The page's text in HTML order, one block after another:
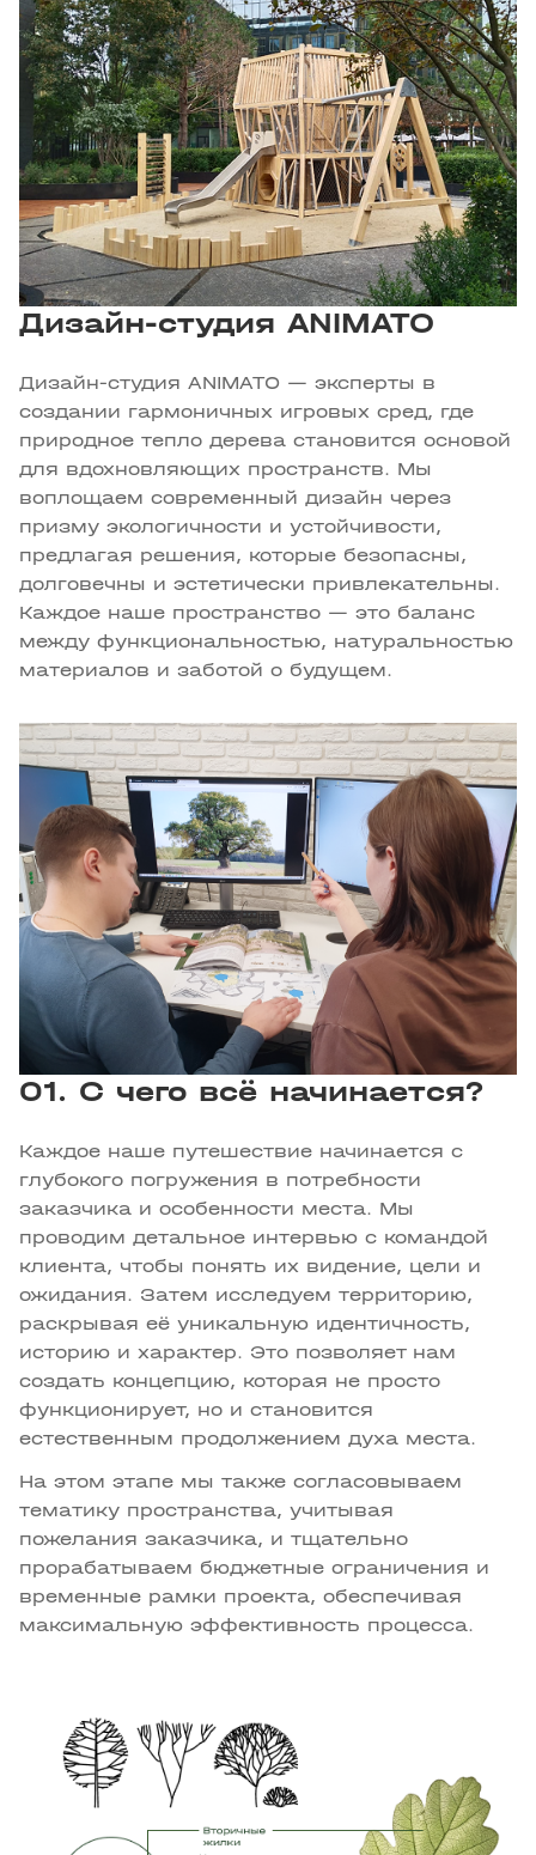
Дизайн-студия ANIMATO
Дизайн-студия ANIMATO — эксперты в
создании гармоничных игровых сред, где
природное тепло дерева становится основой
для вдохновляющих пространств. Мы
воплощаем современный дизайн через
призму экологичности и устойчивости,
предлагая решения, которые безопасны,
долговечны и эстетически привлекательны.
Каждое наше пространство — это баланс
между функциональностью, натуральностью
материалов и заботой о будущем.
01. С чего всё начинается?
Каждое наше путешествие начинается с
глубокого погружения в потребности
заказчика и особенности места. Мы
проводим детальное интервью с командой
клиента, чтобы понять их видение, цели и
ожидания. Затем исследуем территорию,
раскрывая её уникальную идентичность,
историю и характер. Это позволяет нам
создать концепцию, которая не просто
функционирует, но и становится
естественным продолжением духа места.
На этом этапе мы также согласовываем
тематику пространства, учитывая
пожелания заказчика, и тщательно
прорабатываем бюджетные ограничения и
временные рамки проекта, обеспечивая
максимальную эффективность процесса.